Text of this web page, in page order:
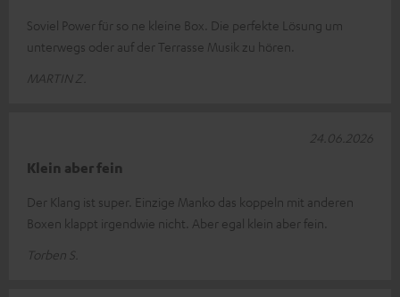
Soviel Power für so ne kleine Box. Die perfekte Lösung um
unterwegs oder auf der Terrasse Musik zu hören.
MARTIN Z.
Klein aber fein
Der Klang ist super. Einzige Manko das koppeln mit anderen
Boxen klappt irgendwie nicht. Aber egal klein aber fein.
Torben S.
24.06.2026